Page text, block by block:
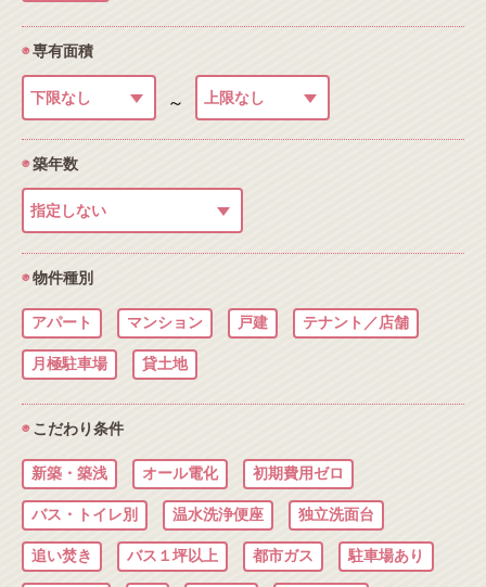
◉専有面積
～
◉築年数
◉物件種別
アパート マンション 戸建 テナント／店舗
月極駐車場 貸土地
◉こだわり条件
新築・築浅 オール電化 初期費用ゼロ
バス・トイレ別 温水洗浄便座 独立洗面台
追い焚き バス１坪以上 都市ガス 駐車場あり